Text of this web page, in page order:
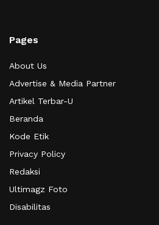
Pages
About Us
Advertise & Media Partner
Artikel Terbar-U
Beranda
Kode Etik
Privacy Policy
Redaksi
Ultimagz Foto
Disabilitas